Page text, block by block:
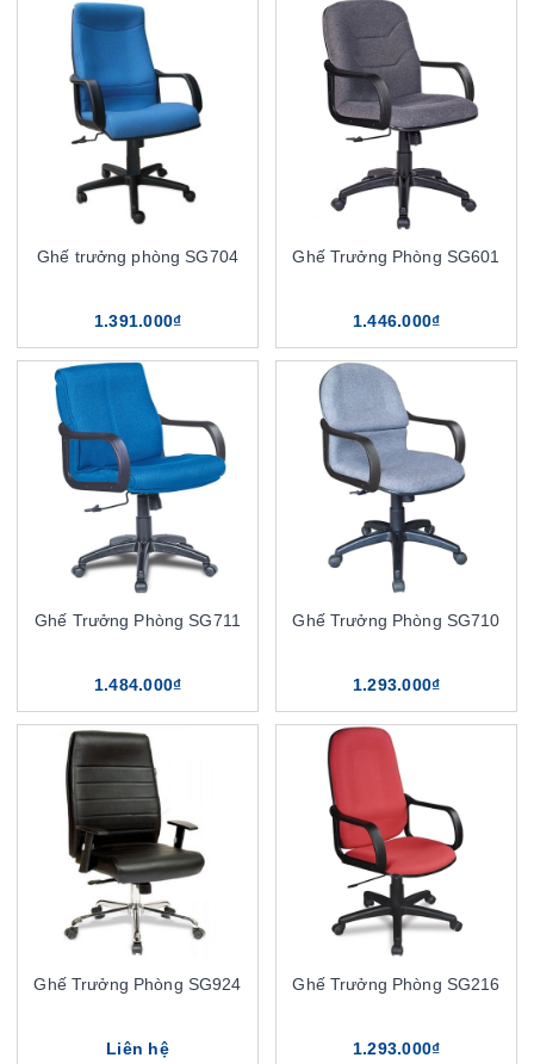
Ghế trưởng phòng SG704
1.391.000₫
Ghế Trưởng Phòng SG601
1.446.000₫
Ghế Trưởng Phòng SG711
1.484.000₫
Ghế Trưởng Phòng SG710
1.293.000₫
Ghế Trưởng Phòng SG924
Liên hệ
Ghế Trưởng Phòng SG216
1.293.000₫